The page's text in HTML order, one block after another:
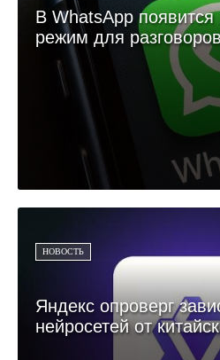
В WhatsApp появится
режим для
НОВОСТЬ
Яндекс опроверг
нейросетей от